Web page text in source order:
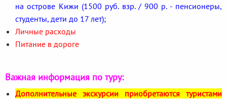
на острове Кижи (1500 руб. взр. / 900 р. - пенсионеры,
студенты, дети до 17 лет);
Личные расходы
Питание в дороге
Важная информация по туру:
Дополнительные экскурсии приобретаются туристами